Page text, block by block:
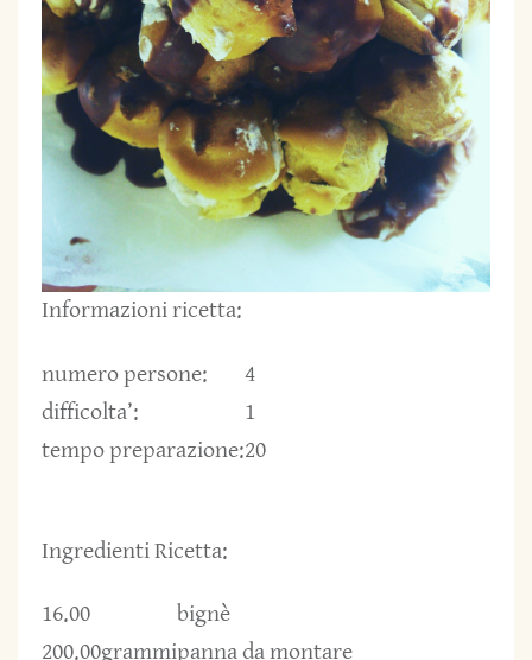
Informazioni ricetta:
numero persone:
4
difficolta’:
1
tempo preparazione:20
Ingredienti Ricetta:
16.00
bignè
200.00grammipanna da montare